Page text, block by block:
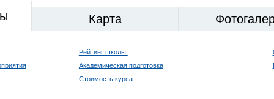
Карта
Рейтинг школы:
Академическая подготовка
Стоимость курса